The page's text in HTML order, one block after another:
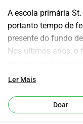
A escola primária
portanto tempo de
presente do fundo
Nos últimos anos, o
pátio da escola e a
Este ano, temos 2
Ler Mais
Doar